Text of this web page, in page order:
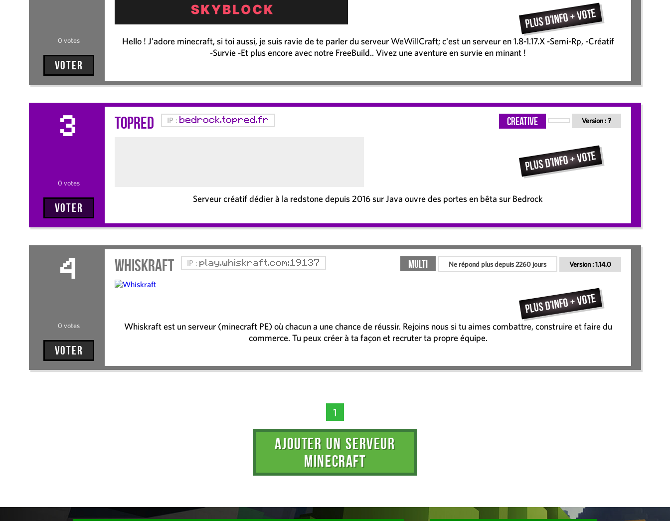
0 votes
Voter
Plus d'info + vote
Hello ! J'adore minecraft, si toi aussi, je suis ravie de te parler du serveur WeWillCraft; c'est un serveur en 1.8-1.17.X -Semi-Rp, -Créatif
-Survie -Et plus encore avec notre FreeBuild.. Vivez une aventure en survie en minant !
3
0 votes
Voter
Topred IP : bedrock.topred.fr Creative Version :?
Plus d'info + vote
Serveur créatif dédier à la redstone depuis 2016 sur Java ouvre des portes en bêta sur Bedrock
4
0 votes
Voter
Whiskraft IP : play.whiskraft.com:19137 Multi Ne répond plus depuis 2260 jours Version :1.14.0
Plus d'info + vote
Whiskraft est un serveur (minecraft PE) où chacun a une chance de réussir. Rejoins nous si tu aimes combattre, construire et faire du
commerce. Tu peux créer à ta façon et recruter ta propre équipe.
1
AJOUTER UN SERVEUR
MINECRAFT